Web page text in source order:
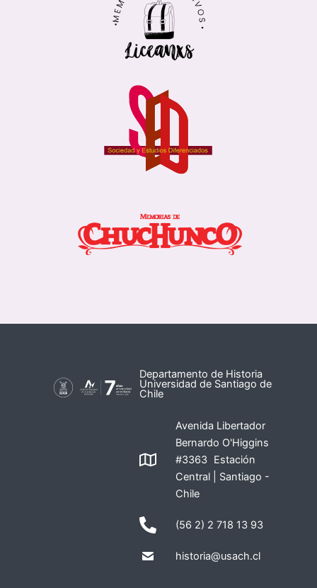
Departamento de Historia
Universidad de Santiago de
Chile
Avenida Libertador
Bernardo O'Higgins
#3363 Estación
Central | Santiago -
Chile
(56 2) 2 718 13 93
historia@usach.cl